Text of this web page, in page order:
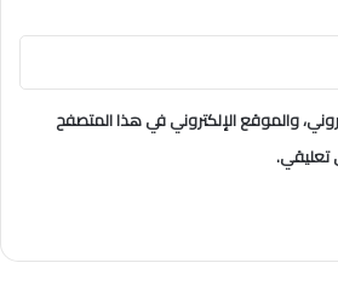
والموقع الإلكتروني في هذا المتصفح
تعليقي.